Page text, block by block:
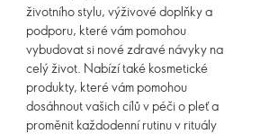
životního stylu, výživové doplňky a
podporu, které vám pomohou
vybudovat si nové zdravé návyky na
celý život. Nabízí také kosmetické
produkty, které vám pomohou
dosáhnout vašich cílů v péči o pleť a
proměnit každodenní rutinu v rituály